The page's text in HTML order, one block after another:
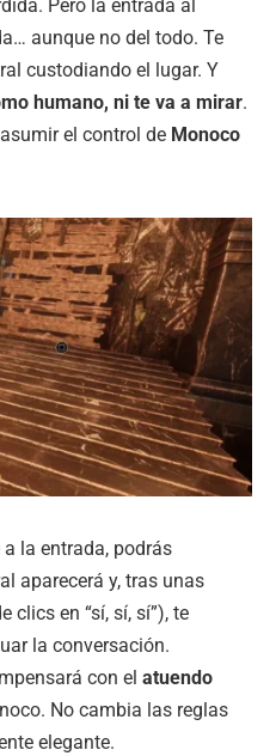
Pero la entrada al
aunque no del todo. Te
custodiando el lugar. Y
humano, ni te va a mirar.
el control de Monoco
la entrada, podrás
aparecerá y, tras unas
clics en “sí, sí, sí”), te
la conversación.
con el atuendo
No cambia las reglas
elegante.